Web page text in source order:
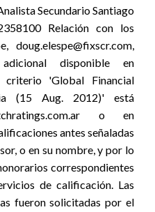
Secundario Santiago
Relación con los
doug.elespe@fixscr.com,
disponible en
criterio 'Global Financial
(15 Aug. 2012)' está
o en
antes señaladas
o en su nombre, y por lo
correspondientes
de calificación. Las
fueron solicitadas por el